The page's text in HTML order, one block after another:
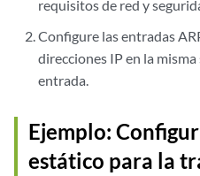
requisitos de red y
Configure las entradas
direcciones IP en la
entrada.
Ejemplo:
estático para la